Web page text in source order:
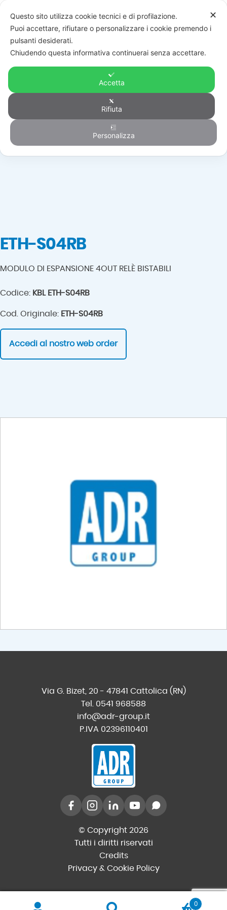
Generico
ETH-S04RB
MODULO DI ESPANSIONE 4OUT RELÈ BISTABILI
Codice: KBL ETH-S04RB
Cod. Originale: ETH-S04RB
Accedi al nostro web order
Via G. Bizet, 20 - 47841 Cattolica (RN)
Tel. 0541 968588
info@adr-group.it
P.IVA 02396110401
© Copyright 2026
Tutti i diritti riservati
Credits
Privacy & Cookie Policy
0
✕
Questo sito utilizza cookie tecnici e di profilazione.
Puoi accettare, rifiutare o personalizzare i cookie premendo i
pulsanti desiderati.
Chiudendo questa informativa continuerai senza accettare.
Accetta
Rifiuta
Personalizza